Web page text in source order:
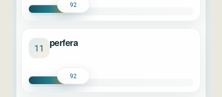
92
11 perfera
92